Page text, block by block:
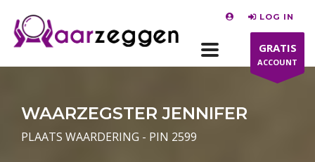
LOG IN
GRATIS
ACCOUNT
WAARZEGSTER JENNIFER
PLAATS WAARDERING - PIN 2599